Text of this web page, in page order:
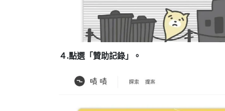
４.點選「贊助記錄」。